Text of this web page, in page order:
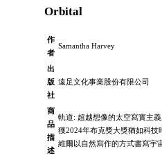
Orbital
作
者
Samantha Harvey
出
版
社
遠足文化事業股份有限公司
商
品
描
述
軌道: 超越想像的太空寫實主
獲2024年布克獎大獎猶如科
維爾以自然寫作的方式書寫宇